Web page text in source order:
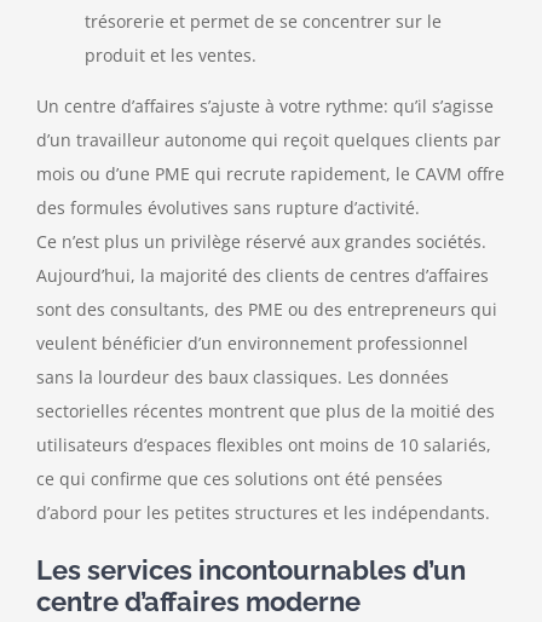
trésorerie et permet de se concentrer sur le
produit et les ventes.
Un centre d’affaires s’ajuste à votre rythme: qu’il s’agisse
d’un travailleur autonome qui reçoit quelques clients par
mois ou d’une PME qui recrute rapidement, le CAVM offre
des formules évolutives sans rupture d’activité.
Ce n’est plus un privilège réservé aux grandes sociétés.
Aujourd’hui, la majorité des clients de centres d’affaires
sont des consultants, des PME ou des entrepreneurs qui
veulent bénéficier d’un environnement professionnel
sans la lourdeur des baux classiques. Les données
sectorielles récentes montrent que plus de la moitié des
utilisateurs d’espaces flexibles ont moins de 10 salariés,
ce qui confirme que ces solutions ont été pensées
d’abord pour les petites structures et les indépendants.
Les services incontournables d’un
centre d’affaires moderne